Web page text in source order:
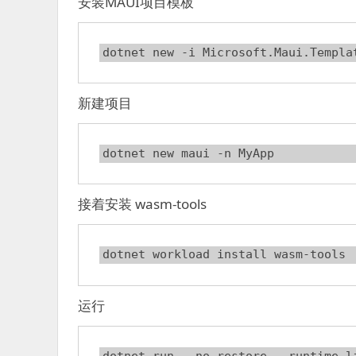
dotnet new -i
新建项目
dotnet new maui -n MyApp
接着安装 wasm-tools
运行